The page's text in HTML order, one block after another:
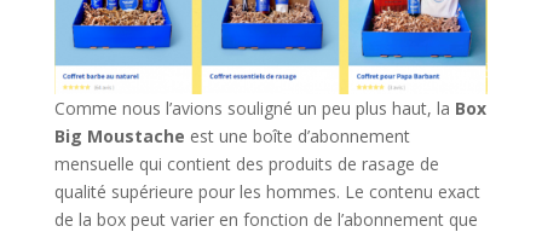
Comme nous l’avions souligné un peu plus haut, la Box
Big Moustache est une boîte d’abonnement
mensuelle qui contient des produits de rasage de
qualité supérieure pour les hommes. Le contenu exact
de la box peut varier en fonction de l’abonnement que